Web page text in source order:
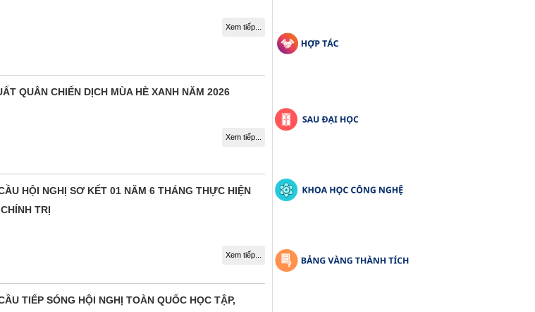
Xem tiếp...
QUÂN CHIẾN DỊCH MÙA HÈ XANH NĂM 2026
Xem tiếp...
HỘI NGHỊ SƠ KẾT 01 NĂM 6 THÁNG THỰC HIỆN
TRỊ
Xem tiếp...
TIẾP SÓNG HỘI NGHỊ TOÀN QUỐC HỌC TẬP,